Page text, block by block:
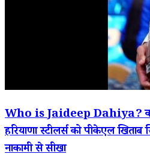
Who is Jaideep Dahiya?
हरियाणा स्टीलर्स को पीकेएल खिताब
नाकामी से सीखा